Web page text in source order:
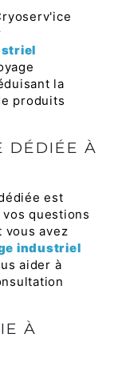
la
produits
DÉDIÉE À
est
questions
avez
industriel
aider à
À